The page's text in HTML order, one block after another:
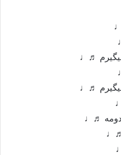
♬♩
♬♩
♬♩
♬♩